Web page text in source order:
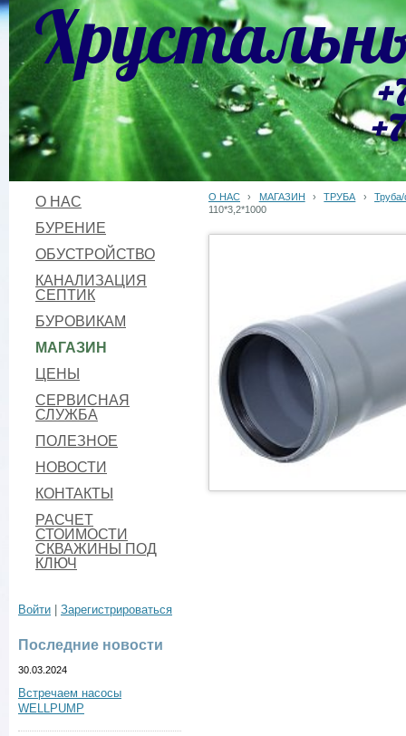
О НАС
БУРЕНИЕ
ОБУСТРОЙСТВО
КАНАЛИЗАЦИЯ
СЕПТИК
БУРОВИКАМ
МАГАЗИН
ЦЕНЫ
СЕРВИСНАЯ
СЛУЖБА
ПОЛЕЗНОЕ
НОВОСТИ
КОНТАКТЫ
РАСЧЕТ
СТОИМОСТИ
СКВАЖИНЫ ПОД
КЛЮЧ
Войти Зарегистрироваться
Последние новости
30.03.2024
Встречаем насосы
WELLPUMP
О НАС › МАГАЗИН › ТРУБА ›
110*3,2*1000